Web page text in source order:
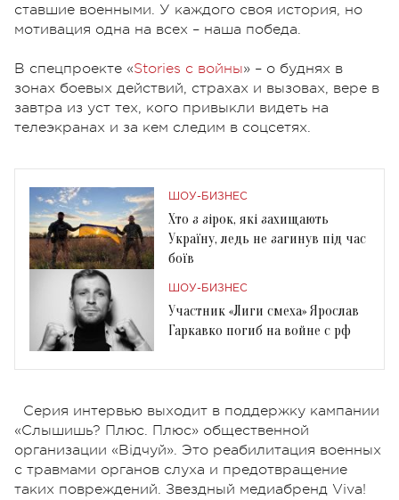
ставшие военными. У каждого своя история, но
мотивация одна на всех – наша победа.
В спецпроекте «Stories с войны» – о буднях в
зонах боевых действий, страхах и вызовах, вере в
завтра из уст тех, кого привыкли видеть на
телеэкранах и за кем следим в соцсетях.
ШОУ-БИЗНЕС
Хто з зірок, які захищають
Україну, ледь не загинув під час
боїв
ШОУ-БИЗНЕС
Участник «Лиги смеха» Ярослав
Гаркавко погиб на войне с рф
Серия интервью выходит в поддержку кампании
«Слышишь? Плюс. Плюс» общественной
организации «Відчуй». Это реабилитация военных
с травмами органов слуха и предотвращение
таких повреждений. Звездный медиабренд Viva!